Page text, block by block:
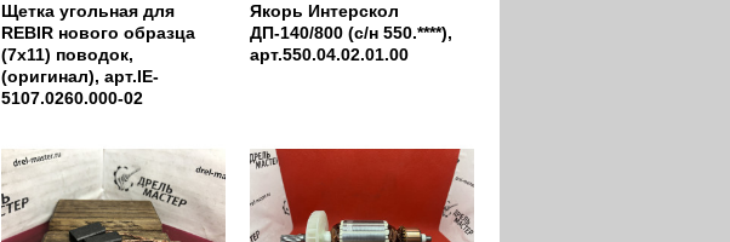
Щетка угольная для
REBIR нового образца
(7х11) поводок,
(оригинал), арт.IE-
5107.0260.000-02
Якорь Интерскол
ДП-140/800 (с/н 550.****),
арт.550.04.02.01.00